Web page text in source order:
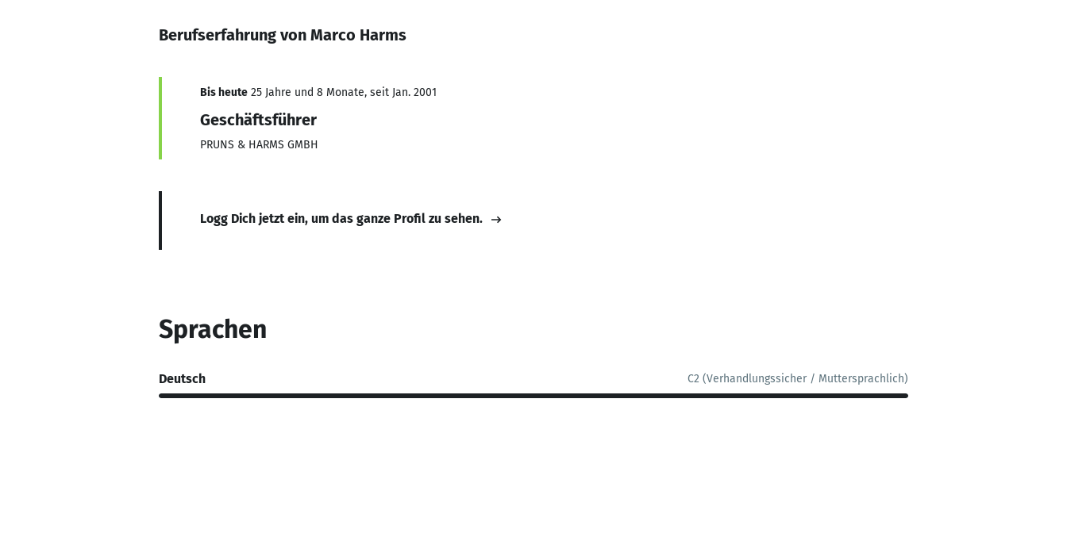
Berufserfahrung von Marco Harms
Bis heute 25 Jahre und 8 Monate, seit Jan. 2001
Geschäftsführer
PRUNS & HARMS GMBH
Logg Dich jetzt ein, um das ganze Profil zu sehen.
Sprachen
Deutsch C2 (Verhandlungssicher / Muttersprachlich)